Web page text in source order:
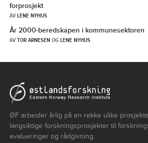
forprosjekt
AVLENE NYHUS
År 2000-beredskapen i kommunesektoren
AVTOR ARNESENOGLENE NYHUS
ØF arbeider årlig på en rekke ulike
langsiktige forskningsprosjekter til
evalueringer og rådgivning.